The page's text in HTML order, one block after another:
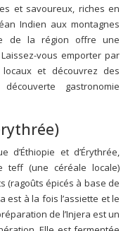
et savoureux, riches en
Indien aux montagnes
de la région offre une
vous emporter par
et découvrez des
gastronomie
d’Éthiopie et d’Érythrée,
teff (une céréale locale)
(ragoûts épicés à base de
est à la fois l’assiette et le
de l’Injera est un